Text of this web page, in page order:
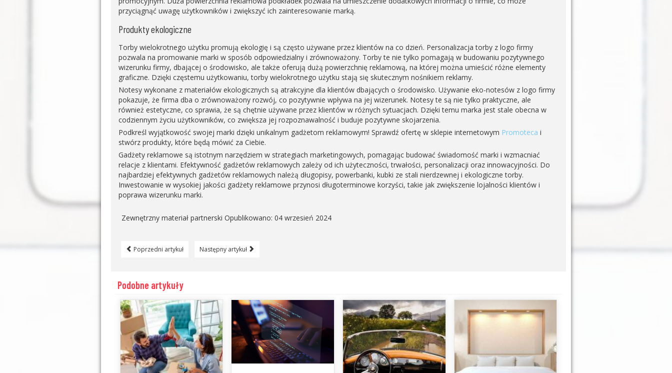
przyciągnąć uwagę użytkowników i zwiększyć ich zainteresowanie marką.
Produkty ekologiczne
Torby wielokrotnego użytku promują ekologię i są często używane przez klientów na co dzień. Personalizacja torby z logo firmy
pozwala na promowanie marki w sposób odpowiedzialny i zrównoważony. Torby te nie tylko pomagają w budowaniu pozytywnego
wizerunku firmy, dbającej o środowisko, ale także oferują dużą powierzchnię reklamową, na której można umieścić różne elementy
graficzne. Dzięki częstemu użytkowaniu, torby wielokrotnego użytku stają się skutecznym nośnikiem reklamy.
Notesy wykonane z materiałów ekologicznych są atrakcyjne dla klientów dbających o środowisko. Używanie eko-notesów z logo firmy
pokazuje, że firma dba o zrównoważony rozwój, co pozytywnie wpływa na jej wizerunek. Notesy te są nie tylko praktyczne, ale
również estetyczne, co sprawia, że są chętnie używane przez klientów w różnych sytuacjach. Dzięki temu marka jest stale obecna w
codziennym życiu użytkowników, co zwiększa jej rozpoznawalność i buduje pozytywne skojarzenia.
Podkreśl wyjątkowość swojej marki dzięki unikalnym gadżetom reklamowym! Sprawdź ofertę w sklepie internetowym Promoteca i
stwórz produkty, które będą mówić za Ciebie.
Gadżety reklamowe są istotnym narzędziem w strategiach marketingowych, pomagając budować świadomość marki i wzmacniać
relacje z klientami. Efektywność gadżetów reklamowych zależy od ich użyteczności, trwałości, personalizacji oraz innowacyjności. Do
najbardziej efektywnych gadżetów reklamowych należą długopisy, powerbanki, kubki ze stali nierdzewnej i ekologiczne torby.
Inwestowanie w wysokiej jakości gadżety reklamowe przynosi długoterminowe korzyści, takie jak zwiększenie lojalności klientów i
poprawa wizerunku marki.
Zewnętrzny materiał partnerski Opublikowano: 04 wrzesień 2024
Poprzedni artykuł Następny artykuł
Podobne artykuły